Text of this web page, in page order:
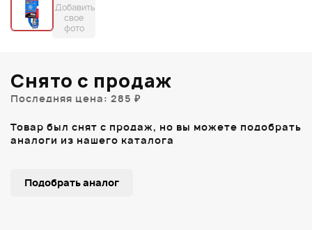
Добавить
свое
фото
Снято с продаж
Последняя цена: 285 ₽
Товар был снят с продаж, но вы можете подобрать
аналоги из нашего каталога
Подобрать аналог